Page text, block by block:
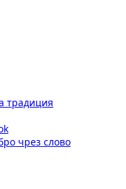
традиция
чрез слово